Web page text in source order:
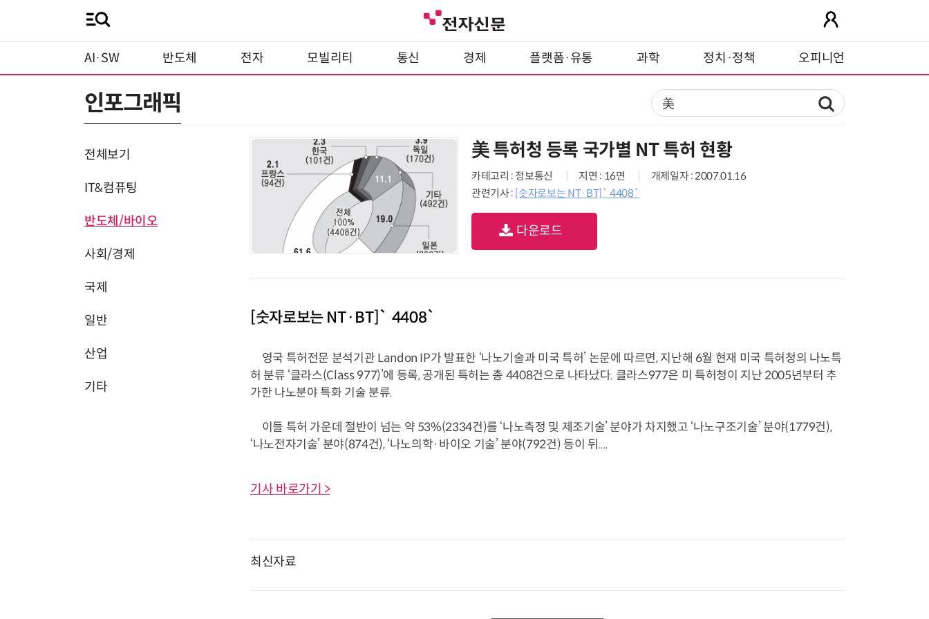
AI·SW 반도체 전자 모빌리티 통신 경제 플랫폼·유통 과학 정치·정책 오피니언
인포그래픽
전체보기
IT&컴퓨팅
반도체/바이오
사회/경제
국제
일반
산업
기타
美 특허청 등록 국가별 NT 특허 현황
카테고리 : 정보통신 지면 : 16면
개제일자 : 2007.01.16
관련기사 : [숫자로보는 NT·BT]` 4408`
다운로드
[숫자로보는 NT·BT]` 4408`
영국 특허전문 분석기관 Landon IP가 발표한 ‘나노기술과 미국 특허’ 논문에 따르면, 지난해 6월 현재 미국 특허청의 나노특
허 분류 ‘클라스(Class 977)’에 등록, 공개된 특허는 총 4408건으로 나타났다. 클라스977은 미 특허청이 지난 2005년부터 추
가한 나노분야 특화 기술 분류.
이들 특허 가운데 절반이 넘는 약 53%(2334건)를 ‘나노측정 및 제조기술’ 분야가 차지했고 ‘나노구조기술’ 분야(1779건),
‘나노전자기술’ 분야(874건), ‘나노의학·바이오 기술’ 분야(792건) 등이 뒤....
기사 바로가기 >
최신자료